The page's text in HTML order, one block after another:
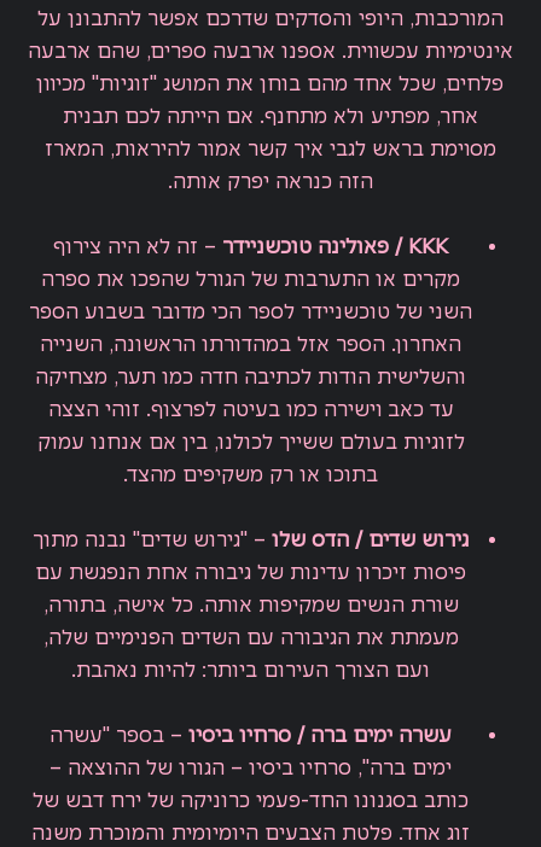
המורכבות, היופי והסדקים שדרכם אפשר להתבונן על
אינטימיות עכשווית. אספנו ארבעה ספרים, שהם ארבעה
פלחים, שכל אחד מהם בוחן את המושג "זוגיות" מכיוון
אחר, מפתיע ולא מתחנף. אם הייתה לכם תבנית
מסוימת בראש לגבי איך קשר אמור להיראות, המארז
הזה כנראה יפרק אותה.
KKK / פאולינה טוכשניידר – זה לא היה צירוף
מקרים או התערבות של הגורל שהפכו את ספרה
השני של טוכשניידר לספר הכי מדובר בשבוע הספר
האחרון. הספר אזל במהדורתו הראשונה, השנייה
והשלישית הודות לכתיבה חדה כמו תער, מצחיקה
עד כאב וישירה כמו בעיטה לפרצוף. זוהי הצצה
לזוגיות בעולם ששייך לכולנו, בין אם אנחנו עמוק
בתוכו או רק משקיפים מהצד.
גירוש שדים / הדס שלו – "גירוש שדים" נבנה מתוך
פיסות זיכרון עדינות של גיבורה אחת הנפגשת עם
שורת הנשים שמקיפות אותה. כל אישה, בתורה,
מעמתת את הגיבורה עם השדים הפנימיים שלה,
ועם הצורך העירום ביותר: להיות נאהבת.
עשרה ימים ברה / סרחיו ביסיו– בספר "עשרה
ימים ברה", סרחיו ביסיו – הגורו של ההוצאה –
כותב בסגנונו החד-פעמי כרוניקה של ירח דבש של
זוג אחד. פלטת הצבעים היומיומית והמוכרת משנה